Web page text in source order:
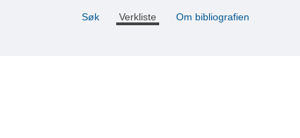
Søk Verkliste Om bibliografien